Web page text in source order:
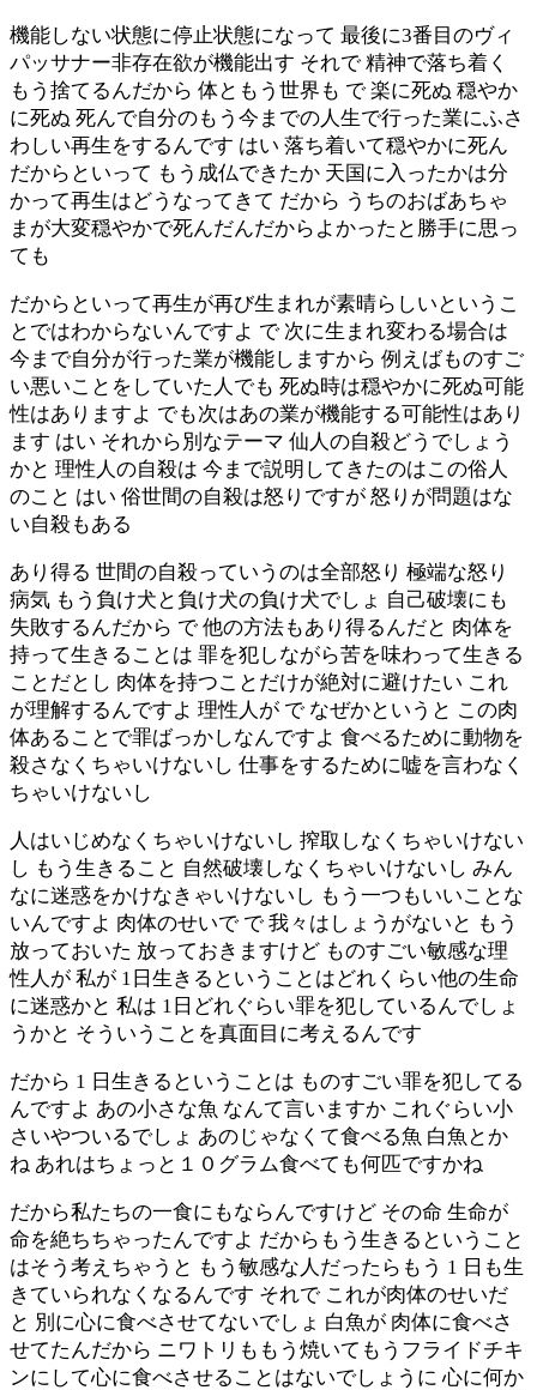
機能しない状態に停止状態になって 最後に3番目のヴィ
パッサナー非存在欲が機能出す それで 精神で落ち着く
もう捨てるんだから 体ともう世界も で 楽に死ぬ 穏やか
に死ぬ 死んで自分のもう今までの人生で行った業にふさ
わしい再生をするんです はい 落ち着いて穏やかに死ん
だからといって もう成仏できたか 天国に入ったかは分
かって再生はどうなってきて だから うちのおばあちゃ
まが大変穏やかで死んだんだからよかったと勝手に思っ
ても
だからといって再生が再び生まれが素晴らしいというこ
とではわからないんですよ で 次に生まれ変わる場合は
今まで自分が行った業が機能しますから 例えばものすご
い悪いことをしていた人でも 死ぬ時は穏やかに死ぬ可能
性はありますよ でも次はあの業が機能する可能性はあり
ます はい それから別なテーマ 仙人の自殺どうでしょう
かと 理性人の自殺は 今まで説明してきたのはこの俗人
のこと はい 俗世間の自殺は怒りですが 怒りが問題はな
い自殺もある
あり得る 世間の自殺っていうのは全部怒り 極端な怒り
病気 もう負け犬と負け犬の負け犬でしょ 自己破壊にも
失敗するんだから で 他の方法もあり得るんだと 肉体を
持って生きることは 罪を犯しながら苦を味わって生きる
ことだとし 肉体を持つことだけが絶対に避けたい これ
が理解するんですよ 理性人が で なぜかというと この肉
体あることで罪ばっかしなんですよ 食べるために動物を
殺さなくちゃいけないし 仕事をするために嘘を言わなく
ちゃいけないし
人はいじめなくちゃいけないし 搾取しなくちゃいけない
し もう生きること 自然破壊しなくちゃいけないし みん
なに迷惑をかけなきゃいけないし もう一つもいいことな
いんですよ 肉体のせいで で 我々はしょうがないと もう
放っておいた 放っておきますけど ものすごい敏感な理
性人が 私が 1日生きるということはどれくらい他の生命
に迷惑かと 私は 1日どれぐらい罪を犯しているんでしょ
うかと そういうことを真面目に考えるんです
だから 1 日生きるということは ものすごい罪を犯してる
んですよ あの小さな魚 なんて言いますか これぐらい小
さいやついるでしょ あのじゃなくて食べる魚 白魚とか
ね あれはちょっと１０グラム食べても何匹ですかね
だから私たちの一食にもならんですけど その命 生命が
命を絶ちちゃったんですよ だからもう生きるということ
はそう考えちゃうと もう敏感な人だったらもう 1 日も生
きていられなくなるんです それで これが肉体のせいだ
と 別に心に食べさせてないでしょ 白魚が 肉体に食べさ
せてたんだから ニワトリももう焼いてもうフライドチキ
ンにして心に食べさせることはないでしょうに 心に何か